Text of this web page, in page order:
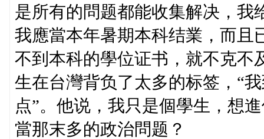
是所有的問题都能收集解决，我
我應當本年暑期本科结業，而且
不到本科的學位证书，就不克不
生在台灣背负了太多的标签，“
点”。他说，我只是個學生，想
當那末多的政治問题？